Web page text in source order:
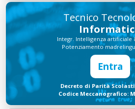
Tecnico
Integr. Intelligenza artificiale
Potenziamento
Entra
Decreto di Parità
Codice Meccanografico: